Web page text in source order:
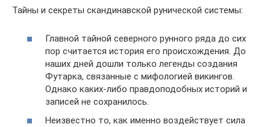
Тайны и секреты скандинавской рунической системы:
Главной тайной северного рунного ряда до сих
пор считается история его происхождения. До
наших дней дошли только легенды создания
Футарка, связанные с мифологией викингов.
Однако каких-либо правдоподобных историй и
записей не сохранилось.
Неизвестно то, как именно воздействует сила